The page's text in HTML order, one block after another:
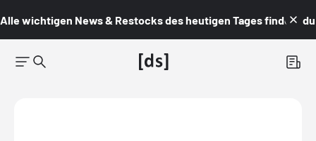
Alle wichtigen News & Restocks des heutigen Tages findest du